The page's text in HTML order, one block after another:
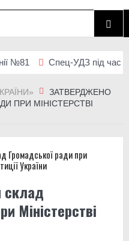
№81 Спец-УДЗ під час
ЗАТВЕРДЖЕНО
ПРИ МІНІСТЕРСТВІ
склад
Міністерстві